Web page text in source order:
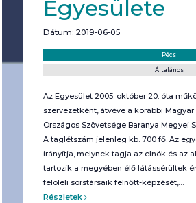
Egyesülete
Dátum: 2019-06-05
Pécs
Általános
Az Egyesület 2005. október 20. óta
szervezetként, átvéve a korábbi
Országos Szövetsége Baranya Megyei
A taglétszám jelenleg kb. 700 fő. Az
irányítja, melynek tagja az elnök és az
tartozik a megyében élő látássérültek
felöleli sorstársaik felnőtt-képzését,…
Részletek